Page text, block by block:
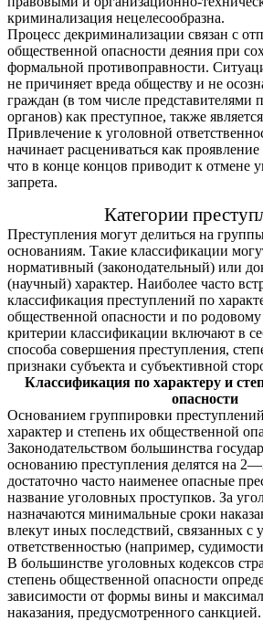
криминализация нецелесообразна.
Процесс декриминализации связан с
общественной опасности деяния при
формальной противоправности.
не причиняет вреда обществу и не
граждан (в том числе представителями
органов) как преступное, также
Привлечение к уголовной
начинает расцениваться как
что в конце концов приводит к отмене
запрета.
Категории
Преступления могут делиться на
основаниям. Такие классификации
нормативный (законодательный) или
(научный) характер. Наиболее часто
классификация преступлений по
общественной опасности и по
критерии классификации включают в
способа совершения преступления,
признаки субъекта и субъективной
Классификация по характеру и
опасности
Основанием группировки
характер и степень их общественной
Законодательством большинства
основанию преступления делятся на
достаточно часто наименее опасные
название уголовных проступков. За
назначаются минимальные сроки
влекут иных последствий, связанных с
ответственностью (например,
В большинстве уголовных кодексов
степень общественной опасности
зависимости от формы вины и
наказания, предусмотренного